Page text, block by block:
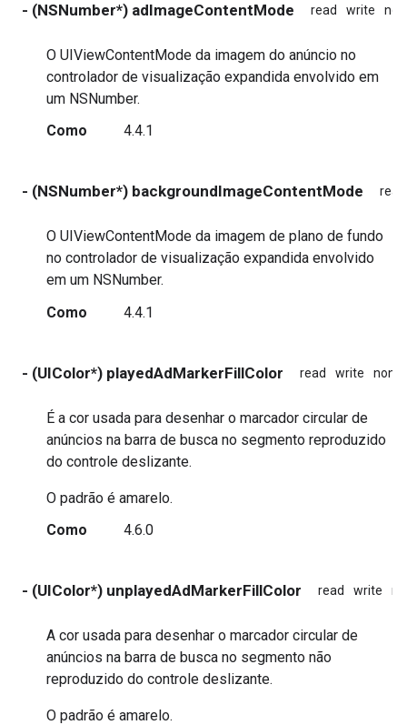
- (NSNumber*) adImageContentMode read write
O UIViewContentMode da imagem do anúncio no
controlador de visualização expandida envolvido em
um NSNumber.
Como
4.4.1
- (NSNumber*) backgroundImageContentMode read
O UIViewContentMode da imagem de plano de fundo
no controlador de visualização expandida envolvido
em um NSNumber.
Como
4.4.1
- (UIColor*) playedAdMarkerFillColor read write
É a cor usada para desenhar o marcador circular de
anúncios na barra de busca no segmento reproduzido
do controle deslizante.
O padrão é amarelo.
Como
4.6.0
- (UIColor*) unplayedAdMarkerFillColor read write
A cor usada para desenhar o marcador circular de
anúncios na barra de busca no segmento não
reproduzido do controle deslizante.
O padrão é amarelo.